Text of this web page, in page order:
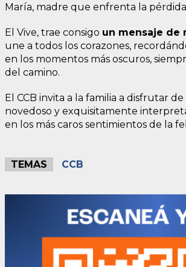
María, madre que enfrenta la
El Vive, trae consigo un mensaje de
une a todos los corazones,
en los momentos más oscuros,
del camino.
El CCB invita a la familia a disfrutar
novedoso y exquisitamente
en los más caros sentimientos de la
TEMAS CCB